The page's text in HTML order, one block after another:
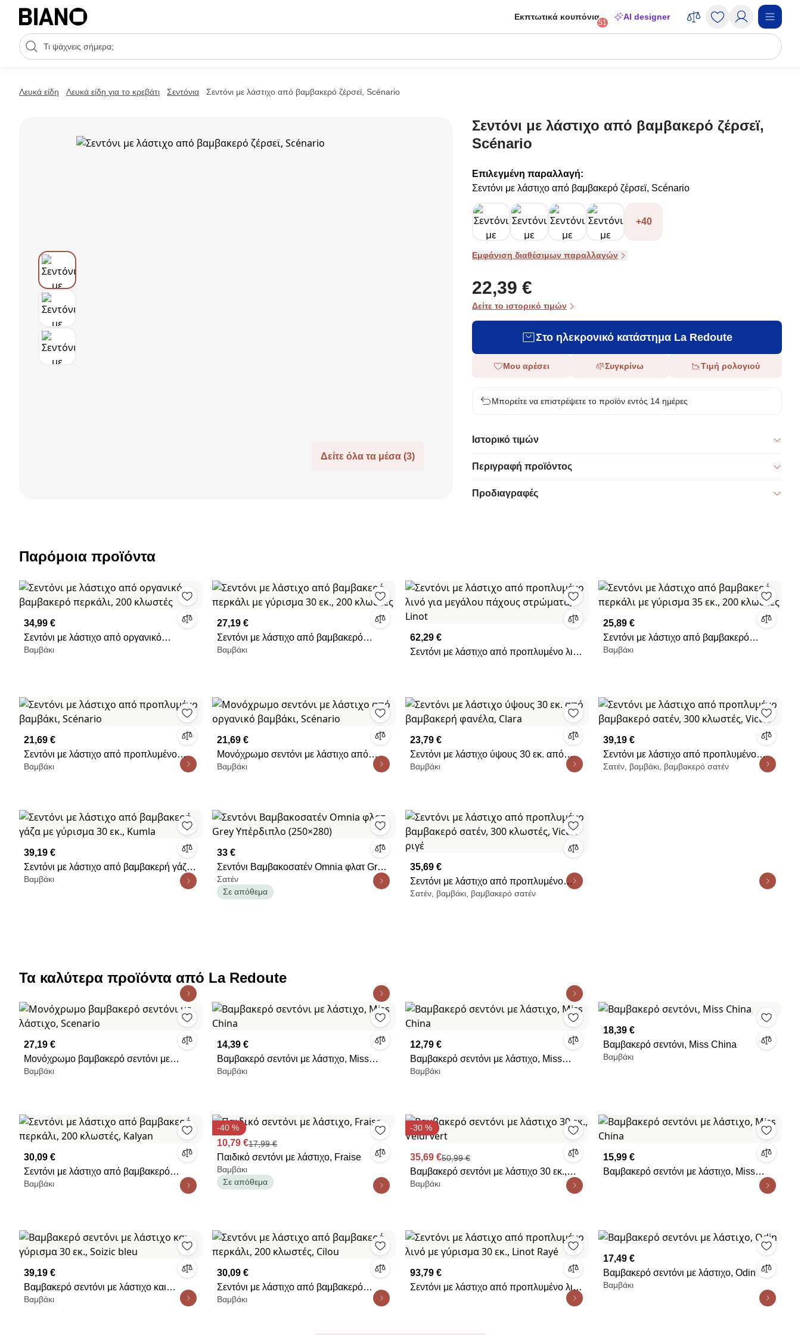
Μετάβαση στο περιεχόμενο
Πεδίο αναζήτησης
Εκπτωτικά κουπόνια
51
AI designer
Λευκά είδη Λευκά είδη για το κρεβάτι Σεντόνια Σεντόνι με λάστιχο από βαμβακερό ζέρσεϊ, Scénario
Δείτε όλα τα μέσα (3)
Σεντόνι με λάστιχο από βαμβακερό ζέρσεϊ,
Scénario
Επιλεγμένη παραλλαγή:
Σεντόνι με λάστιχο από βαμβακερό ζέρσεϊ, Scénario
+40
Εμφάνιση διαθέσιμων παραλλαγών
22,39 €
Δείτε το ιστορικό τιμών
Στο ηλεκρονικό κατάστημα La Redoute
Μου αρέσει Συγκρίνω Τιμή ρολογιού
Μπορείτε να επιστρέψετε το προϊόν εντός 14 ημέρες
Ιστορικό τιμών
Περιγραφή προϊόντος
Προδιαγραφές
Παρόμοια προϊόντα
34,99 €
Σεντόνι με λάστιχο από οργανικό
βαμβακερό περκάλι, 200 κλωστές
Βαμβάκι
27,19 €
Σεντόνι με λάστιχο από βαμβακερό
περκάλι με γύρισμα 30 εκ., 200 κλωστές
Βαμβάκι
62,29 €
Σεντόνι με λάστιχο από προπλυμένο λινό
25,89 €
Σεντόνι με λάστιχο από βαμβακερό
περκάλι με γύρισμα 35 εκ., 200 κλωστές
Βαμβάκι
21,69 €
Σεντόνι με λάστιχο από προπλυμένο
βαμβάκι, Scénario
Βαμβάκι
21,69 €
Μονόχρωμο σεντόνι με λάστιχο από
οργανικό βαμβάκι, Scénario
Βαμβάκι
23,79 €
Σεντόνι με λάστιχο ύψους 30 εκ. από
βαμβακερή φανέλα, Clara
Βαμβάκι
39,19 €
Σεντόνι με λάστιχο από προπλυμένο
βαμβακερό σατέν, 300 κλωστές, Victor
Σατέν, βαμβάκι, βαμβακερό σατέν
39,19 €
Σεντόνι με λάστιχο από βαμβακερή γάζα
με γύρισμα 30 εκ., Kumla
Βαμβάκι
33 €
Σεντόνι Βαμβακοσατέν Omnia φλατ Grey
Υπέρδιπλο (250×280)
Σατέν
Σε απόθεμα
35,69 €
Σεντόνι με λάστιχο από προπλυμένο
βαμβακερό σατέν, 300 κλωστές, Victor
Σατέν, βαμβάκι, βαμβακερό σατέν
Τα καλύτερα προϊόντα από La Redoute
27,19 €
Μονόχρωμο βαμβακερό σεντόνι με
λάστιχο, Scenario
Βαμβάκι
14,39 €
Βαμβακερό σεντόνι με λάστιχο, Miss
China
Βαμβάκι
12,79 €
Βαμβακερό σεντόνι με λάστιχο, Miss
China
Βαμβάκι
18,39 €
Βαμβακερό σεντόνι, Miss China
Βαμβάκι
30,09 €
Σεντόνι με λάστιχο από βαμβακερό
περκάλι, 200 κλωστές, Kalyan
Βαμβάκι
-40 %
10,79 €17,99 €
Παιδικό σεντόνι με λάστιχο, Fraise
Βαμβάκι
Σε απόθεμα
-30 %
35,69 €50,99 €
Βαμβακερό σεντόνι με λάστιχο 30 εκ.,
Veldi vert
Βαμβάκι
15,99 €
Βαμβακερό σεντόνι με λάστιχο, Miss
39,19 €
Βαμβακερό σεντόνι με λάστιχο και
γύρισμα 30 εκ., Soizic bleu
Βαμβάκι
30,09 €
Σεντόνι με λάστιχο από βαμβακερό
περκάλι, 200 κλωστές, Cilou
Βαμβάκι
93,79 €
Σεντόνι με λάστιχο από προπλυμένο λινό
17,49 €
Βαμβακερό σεντόνι με λάστιχο, Odin
Βαμβάκι